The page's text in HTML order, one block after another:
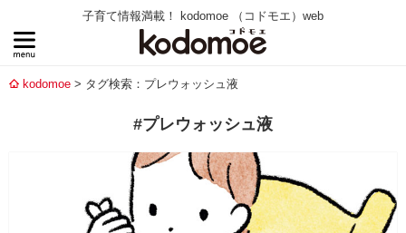
子育て情報満載！ kodomoe （コドモエ）web
kodomoe タグ検索：プレウォッシュ液
#プレウォッシュ液